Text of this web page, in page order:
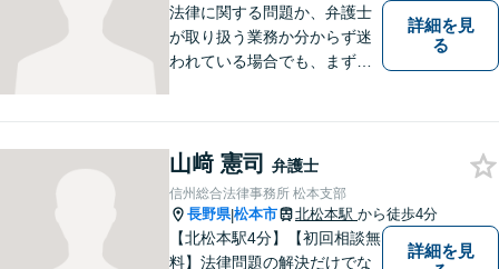
法律に関する問題か、弁護士
が取り扱う業務か分からず迷
われている場合でも、まずは
詳細を見
る
山﨑 憲司 弁護士
信州総合法律事務所 松本支部
長野県|松本市 北松本駅 から徒歩4分
【北松本駅4分】【初回相談無
料】法律問題の解決だけでな
詳細を見